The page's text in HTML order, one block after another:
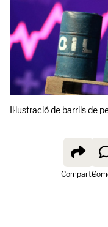
Il·lustració de barrils de
Comparte